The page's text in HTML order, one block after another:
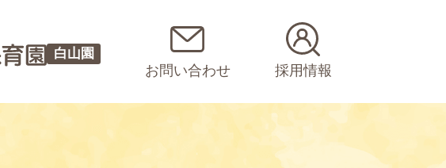
白山園
お問い合わせ 採用情報